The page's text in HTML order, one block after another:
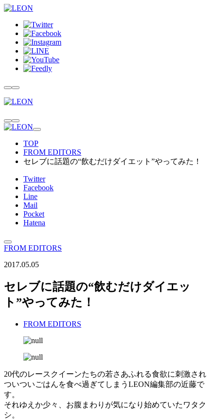
TOP
FROM EDITORS
セレブに話題の“飲むだけダイエット”やってみた！
Twitter
Facebook
Line
Mail
Pocket
Hatena
FROM EDITORS
2017.05.05
セレブに話題の“飲むだけダイエッ
ト”やってみた！
FROM EDITORS
20代のレースクイーンたちの若さあふれる食欲に刺激され
ついついごはんを食べ過ぎてしまうLEON編集部の近藤で
す。
それゆえか少々、お腹まわりが気になり始めていたワタク
シ。